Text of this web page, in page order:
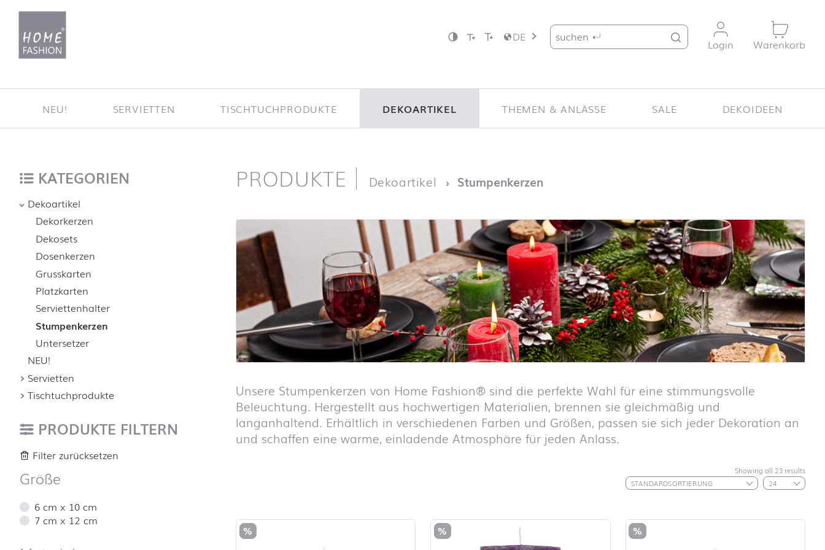
DE
Suche nach:
Login
Warenkorb
NEU! SERVIETTEN TISCHTUCHPRODUKTE DEKOARTIKEL THEMEN & ANLÄSSE
ABC
Schulanfang
Dinosaurier
SALE DEKOIDEEN
Startseite
PRODUKTE Dekoartikel Stumpenkerzen
Unsere Stumpenkerzen von Home Fashion® sind die perfekte Wahl für eine stimmungsvolle
Beleuchtung. Hergestellt aus hochwertigen Materialien, brennen sie gleichmäßig und
langanhaltend. Erhältlich in verschiedenen Farben und Größen, passen sie sich jeder Dekoration an
und schaffen eine warme, einladende Atmosphäre für jeden Anlass.
Showing all 23 results
% % %
KATEGORIEN
Dekoartikel
Dekorkerzen
Dekosets
Dosenkerzen
Grusskarten
Platzkarten
Serviettenhalter
Stumpenkerzen
Untersetzer
NEU!
Servietten
Tischtuchprodukte
PRODUKTE FILTERN
Filter zurücksetzen
Größe
6 cm x 10 cm
7 cm x 12 cm
nach oben